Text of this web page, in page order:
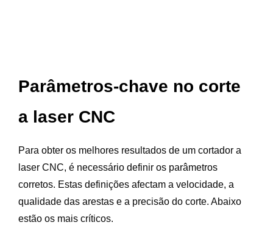
Parâmetros-chave no corte
a laser CNC
Para obter os melhores resultados de um cortador a
laser CNC, é necessário definir os parâmetros
corretos. Estas definições afectam a velocidade, a
qualidade das arestas e a precisão do corte. Abaixo
estão os mais críticos.